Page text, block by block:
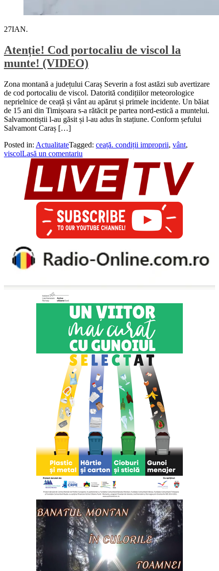
27IAN.
Atenție! Cod portocaliu de viscol la
munte! (VIDEO)
Zona montană a județului Caraș Severin a fost astăzi sub avertizare
de cod portocaliu de viscol. Datorită condițiilor meteorologice
neprielnice de ceață și vânt au apărut și primele incidente. Un băiat
de 15 ani din Timișoara s-a rătăcit pe partea nord-estică a muntelui.
Salvamontiștii l-au găsit și l-au adus în stațiune. Conform șefului
Salvamont Caraș […]
Posted in: ActualitateTagged: ceață. condiții improprii, vânt,
viscolLasă un comentariu